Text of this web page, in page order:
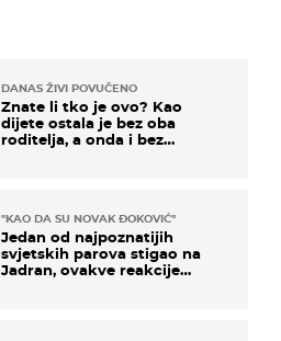
DANAS ŽIVI POVUČENO
Znate li tko je ovo? Kao
dijete ostala je bez oba
roditelja, a onda i bez
"KAO DA SU NOVAK ĐOKOVIĆ"
Jedan od najpoznatijih
svjetskih parova stigao na
Jadran, ovakve reakcije